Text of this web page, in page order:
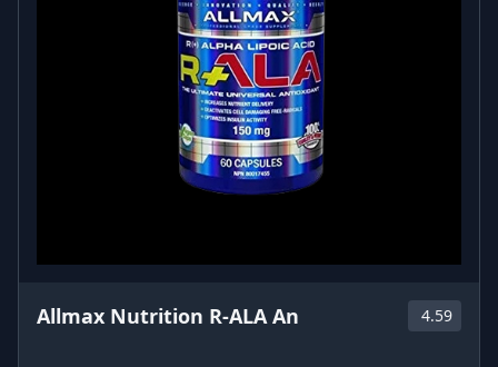
Allmax Nutrition R-ALA An 4.59